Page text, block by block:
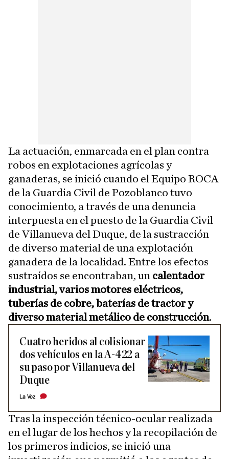
La actuación, enmarcada en el plan contra
robos en explotaciones agrícolas y
ganaderas, se inició cuando el Equipo ROCA
de la Guardia Civil de Pozoblanco tuvo
conocimiento, a través de una denuncia
interpuesta en el puesto de la Guardia Civil
de Villanueva del Duque, de la sustracción
de diverso material de una explotación
ganadera de la localidad. Entre los efectos
sustraídos se encontraban, un calentador
industrial, varios motores eléctricos,
tuberías de cobre, baterías de tractor y
diverso material metálico de construcción.
Cuatro heridos al colisionar
dos vehículos en la A-422 a
su paso por Villanueva del
Duque
La Voz
Tras la inspección técnico-ocular realizada
en el lugar de los hechos y la recopilación de
los primeros indicios, se inició una